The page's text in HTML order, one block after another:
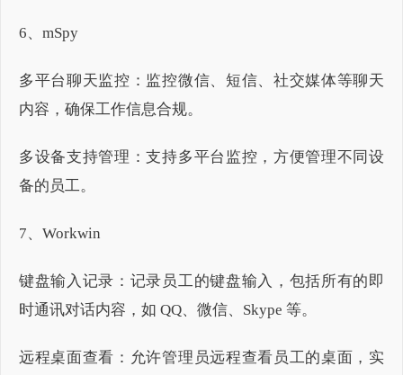
6、mSpy
多平台聊天监控：监控微信、短信、社交媒体等聊天
内容，确保工作信息合规。
多设备支持管理：支持多平台监控，方便管理不同设
备的员工。
7、Workwin
键盘输入记录：记录员工的键盘输入，包括所有的即
时通讯对话内容，如 QQ、微信、Skype 等。
远程桌面查看：允许管理员远程查看员工的桌面，实